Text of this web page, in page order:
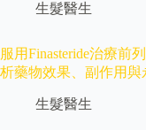
生髮醫生
服用Finasteride治療前
析藥物效果、副作用與
生髮醫生